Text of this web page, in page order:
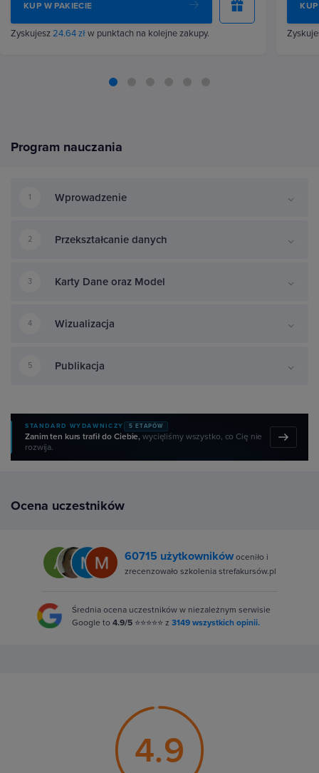
KUP W PAKIECIE
Zyskujesz24.64 złw punktach na kolejne zakupy.
Program nauczania
1 Wprowadzenie
2 Przekształcanie danych
3 Karty Dane oraz Model
4 Wizualizacja
5 Publikacja
STANDARD WYDAWNICZY 5 ETAPÓW
Zanim ten kurs trafił do Ciebie,wycięliśmy wszystko, co Cię nie
rozwija.
Ocena uczestników
60715 użytkownikówoceniło i
zrecenzowało szkolenia strefakursów.pl
Średnia ocena uczestników w niezależnym serwisie
Google to 4.9/5 ⭐⭐⭐⭐⭐ z 3149 wszystkich opinii.
4.9